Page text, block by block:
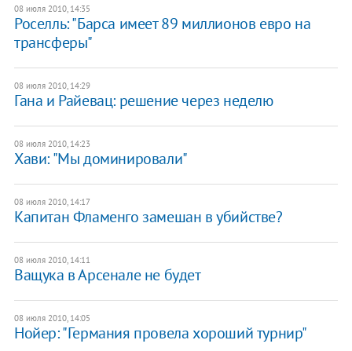
08 июля 2010, 14:35
Роселль: "Барса имеет 89 миллионов евро на
трансферы"
08 июля 2010, 14:29
Гана и Райевац: решение через неделю
08 июля 2010, 14:23
Хави: "Мы доминировали"
08 июля 2010, 14:17
Капитан Фламенго замешан в убийстве?
08 июля 2010, 14:11
Ващука в Арсенале не будет
08 июля 2010, 14:05
Нойер: "Германия провела хороший турнир"